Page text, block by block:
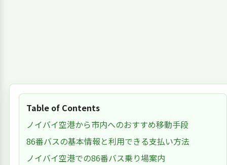
Table of Contents
ノイバイ空港から市内へのおすすめ移動手段
86番バスの基本情報と利用できる支払い方法
ノイバイ空港での86番バス乗り場案内